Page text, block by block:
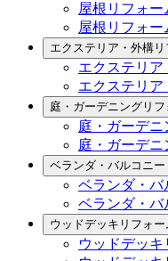
屋根リフォ
屋根リフォー
エクステリア・外構リ
エクステリ
エクステリア
庭・ガーデニングリフ
庭・ガーデ
庭・ガーデニ
ベランダ・バルコニー
ベランダ・バ
ベランダ・バ
ウッドデッキリフォー
ウッドデッ